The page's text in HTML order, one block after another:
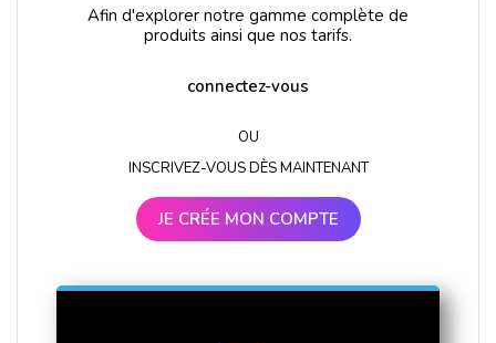
Afin d'explorer notre gamme complète de
produits ainsi que nos tarifs.
connectez-vous
OU
INSCRIVEZ-VOUS DÈS MAINTENANT
JE CRÉE MON COMPTE